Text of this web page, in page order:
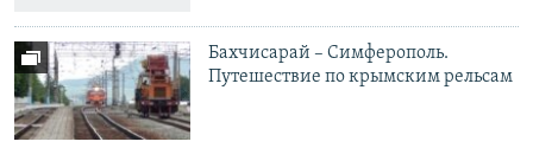
Бахчисарай – Симферополь.
Путешествие по крымским рельсам